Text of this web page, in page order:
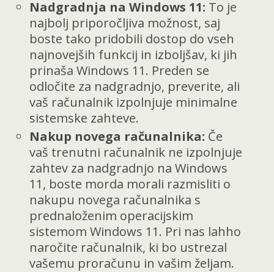
Nadgradnja na Windows 11: To je
najbolj priporočljiva možnost, saj
boste tako pridobili dostop do vseh
najnovejših funkcij in izboljšav, ki jih
prinaša Windows 11. Preden se
odločite za nadgradnjo, preverite, ali
vaš računalnik izpolnjuje minimalne
sistemske zahteve.
Nakup novega računalnika: Če
vaš trenutni računalnik ne izpolnjuje
zahtev za nadgradnjo na Windows
11, boste morda morali razmisliti o
nakupu novega računalnika s
prednaloženim operacijskim
sistemom Windows 11. Pri nas lahho
naročite računalnik, ki bo ustrezal
vašemu proračunu in vašim željam.